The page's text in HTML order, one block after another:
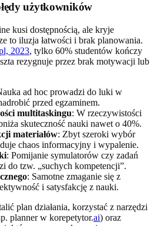
użytkowników
kusi dostępnością, ale kryje
to iluzja łatwości i brak planowania.
2023, tylko 60% studentów kończy
rezygnuje przez brak motywacji lub
ad hoc prowadzi do luki w
przed egzaminem.
multitaskingu: W rzeczywistości
skuteczność nauki nawet o 40%.
materiałów: Zbyt szeroki wybór
chaos informacyjny i wypalenie.
: Pomijanie symulatorów czy zadań
do tzw. „suchych kompetencji”.
: Samotne zmaganie się z
i satysfakcję z nauki.
plan działania, korzystać z narzędzi
planner w korepetytor.ai) oraz